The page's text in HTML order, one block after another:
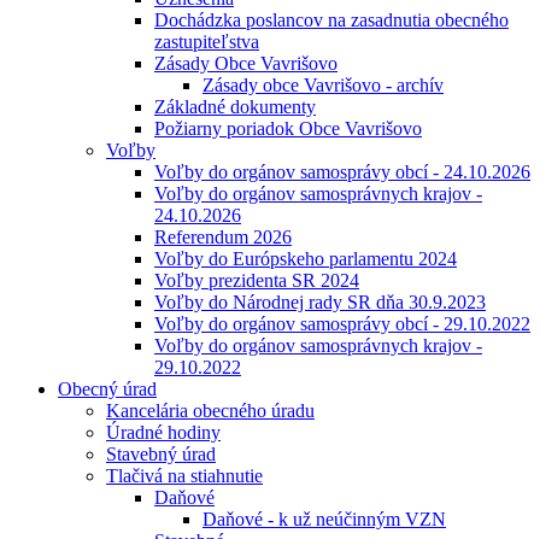
Dochádzka poslancov na zasadnutia obecného
zastupiteľstva
Zásady Obce Vavrišovo
Zásady obce Vavrišovo - archív
Základné dokumenty
Požiarny poriadok Obce Vavrišovo
Voľby
Voľby do orgánov samosprávy obcí - 24.10.2026
Voľby do orgánov samosprávnych krajov -
24.10.2026
Referendum 2026
Voľby do Európskeho parlamentu 2024
Voľby prezidenta SR 2024
Voľby do Národnej rady SR dňa 30.9.2023
Voľby do orgánov samosprávy obcí - 29.10.2022
Voľby do orgánov samosprávnych krajov -
29.10.2022
Obecný úrad
Kancelária obecného úradu
Úradné hodiny
Stavebný úrad
Tlačivá na stiahnutie
Daňové
Daňové - k už neúčinným VZN